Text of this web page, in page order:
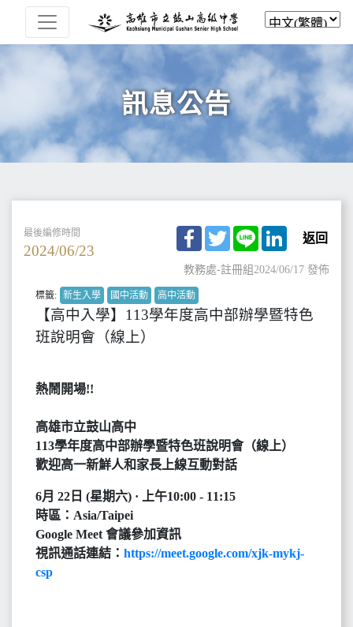
訊息公告
最後編修時間
2024/06/23
Facebook
TwitterLine LinkedIn
返回
教務處-註冊組2024/06/17 發佈
標籤: 新生入學 國中活動 高中活動
【高中入學】113學年度高中部辦學暨特色
班說明會（線上）
熱鬧開場!!
高雄市立鼓山高中
113學年度高中部辦學暨特色班說明會（線上）
歡迎高一新鮮人和家長上線互動對話
6月 22日 (星期六) · 上午10:00 - 11:15
時區：Asia/Taipei
Google Meet 會議參加資訊
視訊通話連結： https://meet.google.com/xjk-mykj-
csp